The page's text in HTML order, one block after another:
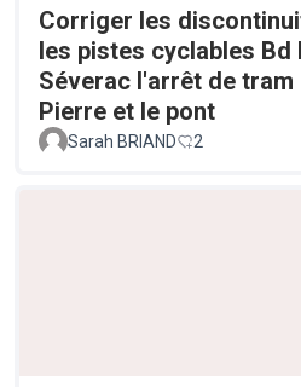
Corriger les
les pistes cyclables Bd
Séverac l'arrêt de tram
Pierre et le pont
Sarah BRIAND 2